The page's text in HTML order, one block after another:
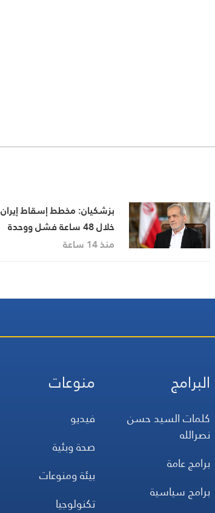
بزشكيان: مخطط إسقاط إيران
خلال 48 ساعة فشل ووحدة
الشعب أحبطته
منذ 14 ساعة
البرامج
كلمات السيد حسن
نصرالله
برامج عامة
برامج سياسية
منوعات
فيديو
صحة وبئية
بيئة ومنوعات
تكنولوجيا